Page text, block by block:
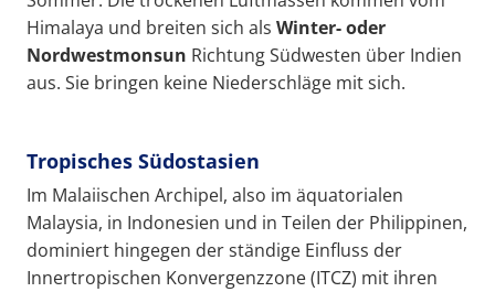
Himalaya und breiten sich als Winter- oder
Nordwestmonsun Richtung Südwesten über Indien
aus. Sie bringen keine Niederschläge mit sich.
Tropisches Südostasien
Im Malaiischen Archipel, also im äquatorialen
Malaysia, in Indonesien und in Teilen der Philippinen,
dominiert hingegen der ständige Einfluss der
Innertropischen Konvergenzzone (ITCZ) mit ihren